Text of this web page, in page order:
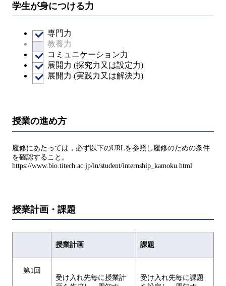
学生が身につける力
専門力
教養力
コミュニケーション力
展開力 (探究力又は設定力)
展開力 (実践力又は解決力)
授業の進め方
履修にあたっては，必ず以下のURLを参照し履修のための条件
を確認すること。
https://www.bio.titech.ac.jp/in/student/internship_kamoku.html
授業計画・課題
授業計画 課題
第1回
受け入れ先毎に授業計
受け入れ先毎に課題